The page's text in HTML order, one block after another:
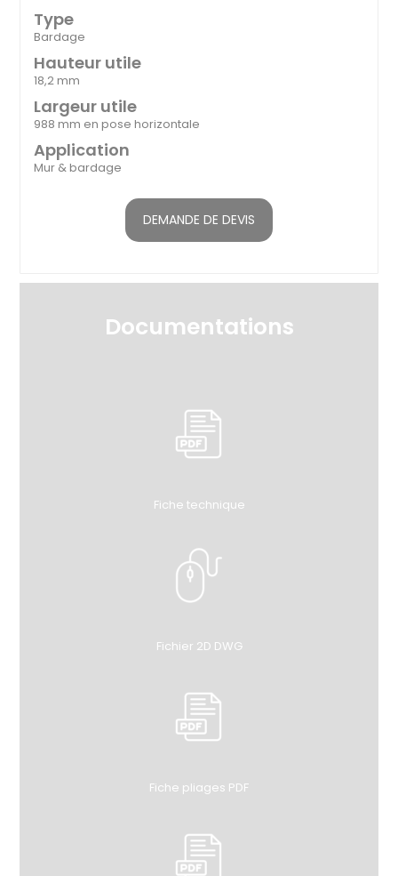
Type
Bardage
Hauteur utile
18,2 mm
Largeur utile
988 mm en pose horizontale
Application
Mur & bardage
DEMANDE DE DEVIS
Documentations
Fiche technique
Fichier 2D DWG
Fiche pliages PDF